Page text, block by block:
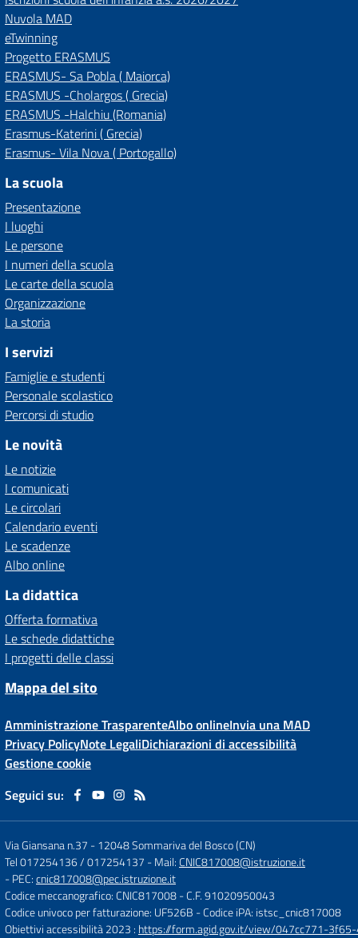
Nuvola MAD
eTwinning
Progetto ERASMUS
ERASMUS- Sa Pobla ( Maiorca)
ERASMUS -Cholargos ( Grecia)
ERASMUS -Halchiu (Romania)
Erasmus-Katerini ( Grecia)
Erasmus- Vila Nova ( Portogallo)
La scuola
Presentazione
I luoghi
Le persone
I numeri della scuola
Le carte della scuola
Organizzazione
La storia
I servizi
Famiglie e studenti
Personale scolastico
Percorsi di studio
Le novità
Le notizie
I comunicati
Le circolari
Calendario eventi
Le scadenze
Albo online
La didattica
Offerta formativa
Le schede didattiche
I progetti delle classi
Mappa del sito
Amministrazione TrasparenteAlbo onlineInvia una MAD
Privacy PolicyNote LegaliDichiarazioni di accessibilità
Gestione cookie
Seguici su:
Via Giansana n.37 -12048 Sommariva del Bosco (CN)
Tel 017254136 / 017254137 - Mail:CNIC817008@istruzione.it
- PEC:cnic817008@pec.istruzione.it
Codice meccanografico: CNIC817008- C.F. 91020950043
Codice univoco per fatturazione: UF526B - Codice iPA: istsc_cnic817008
Obiettivi accessibilità 2023 : https://form.agid.gov.it/view/047cc771-